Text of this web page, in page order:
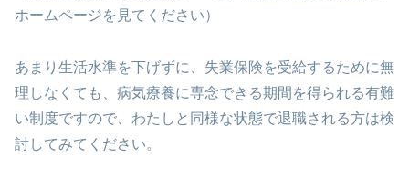
ホームページを見てください）
あまり生活水準を下げずに、失業保険を受給するために無
理しなくても、病気療養に専念できる期間を得られる有難
い制度ですので、わたしと同様な状態で退職される方は検
討してみてください。